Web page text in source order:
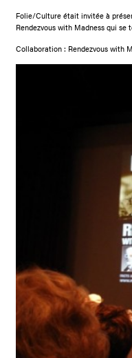
Folie/Culture était invitée à
Rendezvous with Madness qui se
Collaboration : Rendezvous with